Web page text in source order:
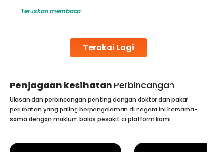
Terokai Lagi
challenges and help couples achieve their dream of
collected, they process the
Teruskan membaca
Penjagaan kesihatan Perbincangan
Ulasan dan perbincangan penting dengan doktor dan pakar
perubatan yang paling berpengalaman di negara ini bersama-
sama dengan maklum balas pesakit di platform kami.